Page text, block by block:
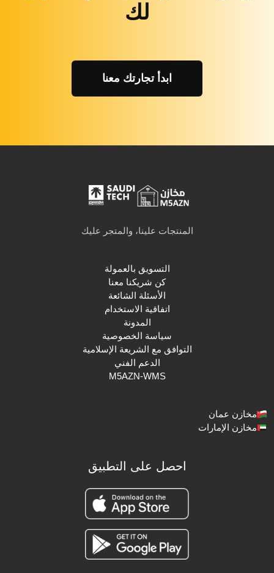
لك
ابدأ تجارتك معنا
المنتجات علينا، والمتجر عليك
التسويق بالعمولة
كن شريكنا معنا
الأسئلة الشائعة
اتفاقية الاستخدام
المدونة
سياسة الخصوصية
التوافق مع الشريعة الإسلامية
الدعم الفني
M5AZN-WMS
مخازن عمان
مخازن الإمارات
احصل على التطبيق